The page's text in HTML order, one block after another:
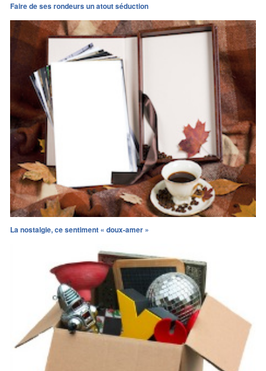
Faire de ses rondeurs un atout séduction
La nostalgie, ce sentiment « doux-amer »